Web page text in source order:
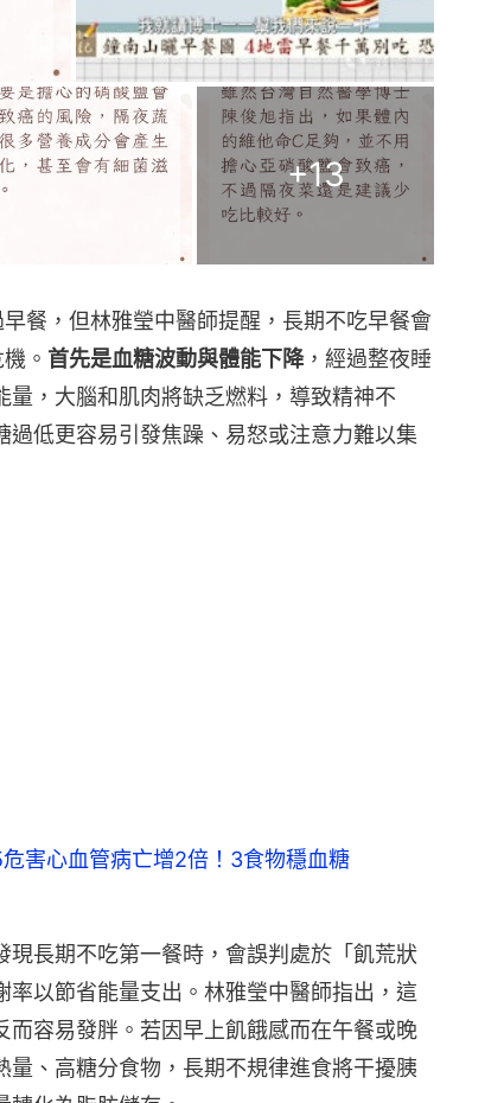
+13
餐，但林雅瑩中醫師提醒，長期不吃早餐會
。 首先是血糖波動與體能下降，經過整夜睡
量，大腦和肌肉將缺乏燃料，導致精神不
過低更容易引發焦躁、易怒或注意力難以集
引起胃炎、胃潰瘍或胃食道逆流等胃部傷